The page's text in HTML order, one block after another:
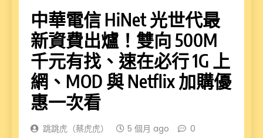
中華電信 HiNet 光世代最
新資費出爐！雙向 500M
千元有找、速在必行 1G 上
網、MOD 與 Netflix 加購優
惠一次看
跳跳虎（蔡虎虎） 5 個月 ago 0